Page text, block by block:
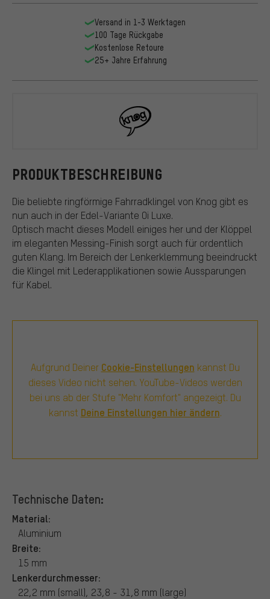
PRODUKTBESCHREIBUNG
Die beliebte ringförmige Fahrradklingel von Knog gibt es
nun auch in der Edel-Variante Oi Luxe.
Optisch macht dieses Modell einiges her und der Klöppel
im eleganten Messing-Finish sorgt auch für ordentlich
guten Klang. Im Bereich der Lenkerklemmung beeindruckt
die Klingel mit Lederapplikationen sowie Aussparungen
für Kabel.
Aufgrund Deiner Cookie-Einstellungen kannst Du
dieses Video nicht sehen. YouTube-Videos werden
bei uns ab der Stufe "Mehr Komfort" angezeigt. Du
kannst Deine Einstellungen hier ändern.
Technische Daten:
Material:
Aluminium
Breite:
15 mm
Lenkerdurchmesser:
22,2 mm (small), 23,8 - 31,8 mm (large)
Versand in 1-3 Werktagen
100 Tage Rückgabe
Kostenlose Retoure
25+ Jahre Erfahrung